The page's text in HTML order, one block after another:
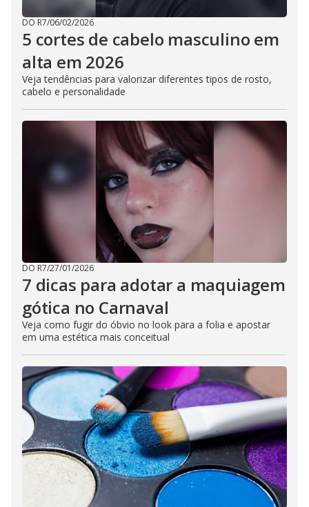
DO R7/06/02/2026
5 cortes de cabelo masculino em
alta em 2026
Veja tendências para valorizar diferentes tipos de rosto,
cabelo e personalidade
DO R7/27/01/2026
7 dicas para adotar a maquiagem
gótica no Carnaval
Veja como fugir do óbvio no look para a folia e apostar
em uma estética mais conceitual